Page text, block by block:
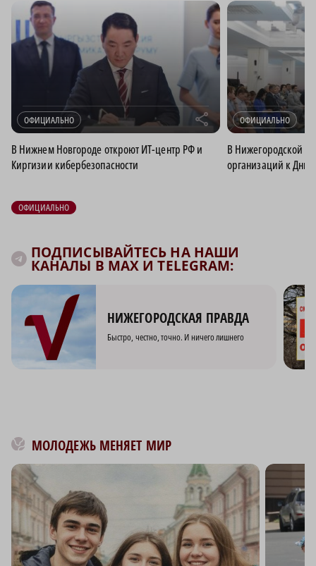
ОФИЦИАЛЬНО r
В Нижнем Новгороде откроют ИТ-центр РФ и
Киргизии кибербезопасности
ОФИЦИАЛЬНО
В Нижегородской
организаций к Дню
ОФИЦИАЛЬНО
ПОДПИСЫВАЙТЕСЬ НА НАШИ
КАНАЛЫ В MAX И TELEGRAM:
НИЖЕГОРОДСКАЯ ПРАВДА
Быстро, честно, точно. И ничего лишнего
МОЛОДЕЖЬ МЕНЯЕТ МИР